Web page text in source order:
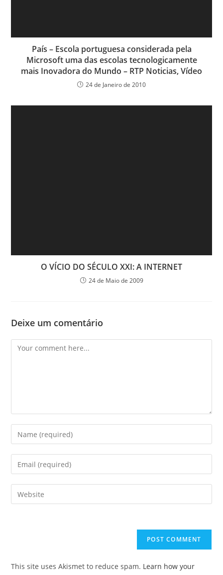
País – Escola portuguesa considerada pela
Microsoft uma das escolas tecnologicamente
mais Inovadora do Mundo – RTP Noticias, Vídeo
24 de Janeiro de 2010
O VÍCIO DO SÉCULO XXI: A INTERNET
24 de Maio de 2009
Deixe um comentário
Comment
Enter
your
name
comment
Enter
your
email
address
Enter
your
This site uses Akismet to reduce spam. Learn how your